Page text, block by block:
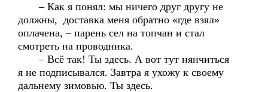
– Как я понял: мы ничего друг другу не
должны, доставка меня обратно «где взял»
оплачена, – парень сел на топчан и стал
смотреть на проводника.
– Всё так! Ты здесь. А вот тут нянчиться
я не подписывался. Завтра я ухожу к своему
дальнему зимовью. Ты здесь.